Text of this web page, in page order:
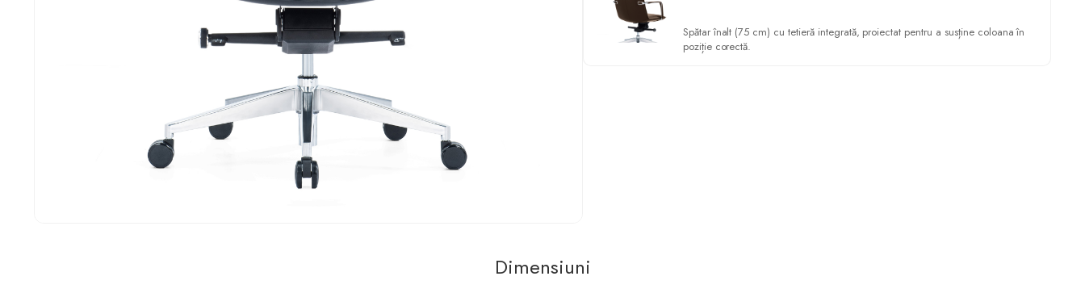
Spătar înalt (75 cm) cu tetieră integrată, proiectat pentru a susține coloana în
poziție corectă.
Dimensiuni